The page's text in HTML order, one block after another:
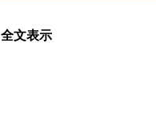
全文表示